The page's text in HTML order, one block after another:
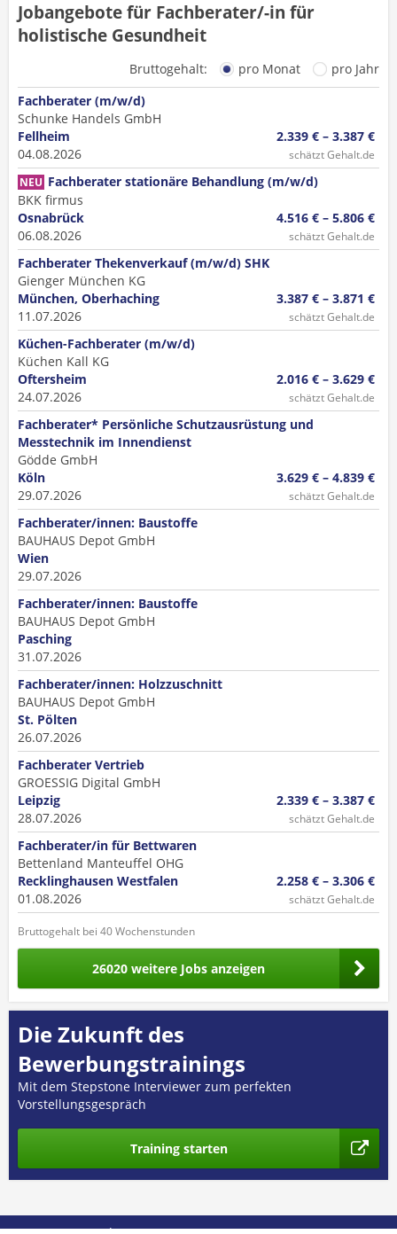
Jobangebote für Fachberater/-in für
holistische Gesundheit
Bruttogehalt: pro Monat
pro Jahr
Fachberater (m/w/d)
Schunke Handels GmbH
Fellheim
04.08.2026
2.339 € – 3.387 €
schätzt Gehalt.de
NEU Fachberater stationäre Behandlung (m/w/d)
BKK firmus
Osnabrück
06.08.2026
4.516 € – 5.806 €
schätzt Gehalt.de
Fachberater Thekenverkauf (m/w/d) SHK
Gienger München KG
München, Oberhaching
11.07.2026
3.387 € – 3.871 €
schätzt Gehalt.de
Küchen-Fachberater (m/w/d)
Küchen Kall KG
Oftersheim
24.07.2026
2.016 € – 3.629 €
schätzt Gehalt.de
Fachberater* Persönliche Schutzausrüstung und
Messtechnik im Innendienst
Gödde GmbH
Köln
29.07.2026
3.629 € – 4.839 €
schätzt Gehalt.de
Fachberater/innen: Baustoffe
BAUHAUS Depot GmbH
Wien
29.07.2026
Fachberater/innen: Baustoffe
BAUHAUS Depot GmbH
Pasching
31.07.2026
Fachberater/innen: Holzzuschnitt
BAUHAUS Depot GmbH
St. Pölten
26.07.2026
Fachberater Vertrieb
GROESSIG Digital GmbH
Leipzig
28.07.2026
2.339 € – 3.387 €
schätzt Gehalt.de
Fachberater/in für Bettwaren
Bettenland Manteuffel OHG
Recklinghausen Westfalen
01.08.2026
2.258 € – 3.306 €
schätzt Gehalt.de
Bruttogehalt bei 40 Wochenstunden
26020 weitere Jobs anzeigen
Die Zukunft des
Bewerbungstrainings
Mit dem Stepstone Interviewer zum perfekten
Vorstellungsgespräch
Training starten